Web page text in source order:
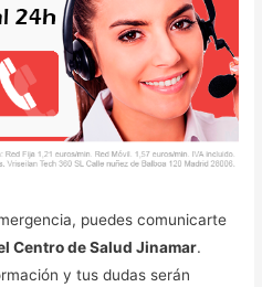
puedes comunicarte
Centro de Salud Jinamar.
y tus dudas serán